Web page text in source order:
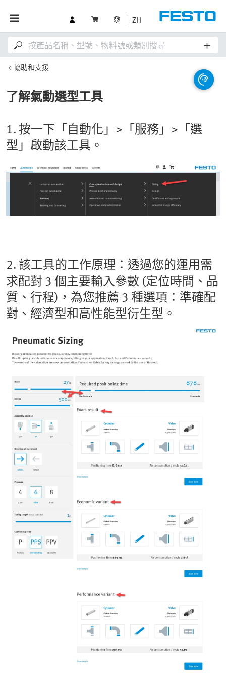
ZH
協助和支援
了解氣動選型工具
1. 按一下「自動化」>「服務」>「選
型」啟動該工具。
2. 該工具的工作原理：透過您的運用需
求配對 3 個主要輸入參數 (定位時間、品
質、行程)，為您推薦 3 種選項：準確配
對、經濟型和高性能型衍生型。